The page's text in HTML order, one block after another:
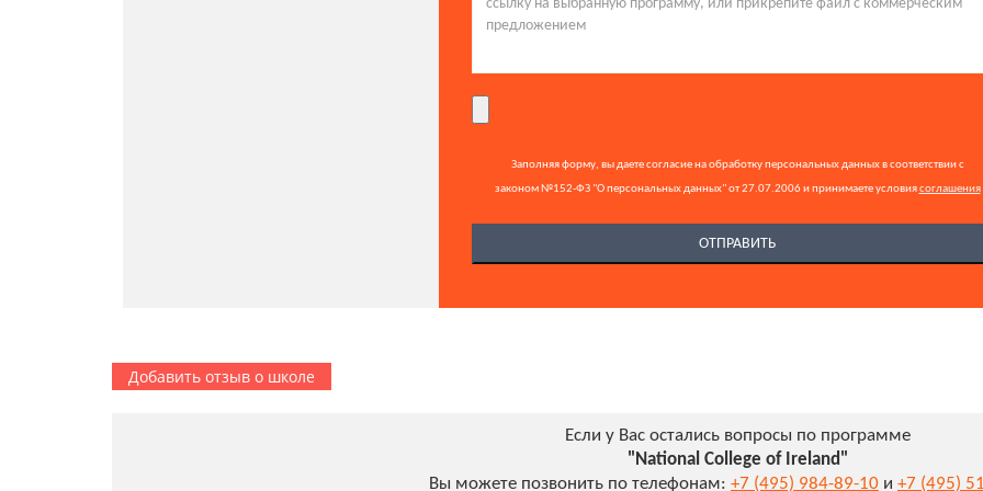
Заполняя форму, вы даете согласие на обработку персональных данных в соответствии с
законом №152-ФЗ "О персональных данных" от 27.07.2006 и принимаете условиясоглашения
Добавить отзыв о школе
Если у Вас остались вопросы по программе
"National College of Ireland"
Вы можете позвонить по телефонам: +7 (495) 984-89-10 и +7 (495)